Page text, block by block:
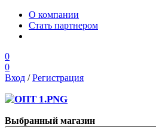
О компании
Стать партнером
0
0
Вход /Регистрация
Выбранный магазин